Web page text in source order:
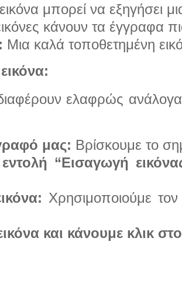
μπορεί να εξηγήσει
κάνουν τα έγγραφα
Μια καλά τοποθετημένη
διαφέρουν ελαφρώς
μας: Βρίσκουμε το
“Εισαγωγή
Χρησιμοποιούμε
και κάνουμε κλικ